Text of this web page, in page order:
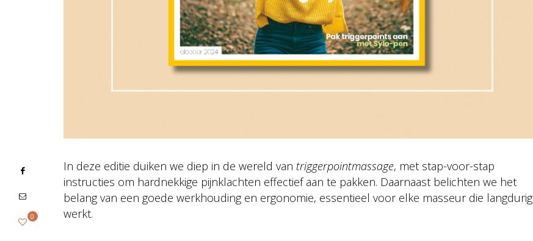
In deze editie duiken we diep in de wereld van triggerpointmassage, met stap-voor-stap
instructies om hardnekkige pijnklachten effectief aan te pakken. Daarnaast belichten we het
belang van een goede werkhouding en ergonomie, essentieel voor elke masseur die langdurig
werkt.
0